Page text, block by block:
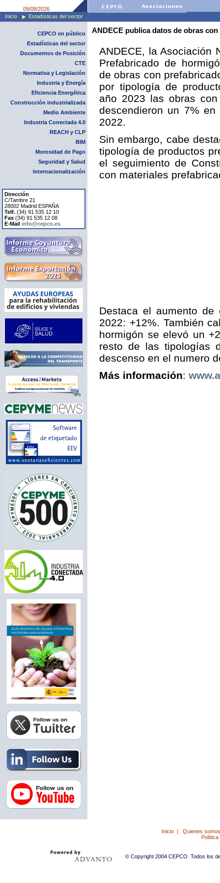
09/08/2026
Inicio
Estadísticas del sector
CEPCO en público
Estadísticas del sector
Documentos de Posición
CTE
Normativa y Legislación
Industria y Energía
Eficiencia Energética
Construcción industrializada
Medio Ambiente
Industria Conectada 4.0
REACH y CLP
BIM
Morosidad de Pago
Seguridad y Salud
Internacionalización
Dirección
C/Tambre 21
28002 Madrid ESPAÑA
Telf. (34) 91 535 12 10
Fax (34) 91 535 12 08
E-Mail info@cepco.es
ANDECE publica datos de obras
ANDECE, la Asociación
Prefabricado de
de obras con
por tipología de
año 2023 las obras
descendieron un 7%
2022.
Sin embargo, cabe
tipología de productos
el seguimiento de
con materiales
Destaca el aumento
2022: +12%. También
hormigón se elevó un
resto de las tipologías
descenso en el numero
Más información:
Inicio | Quienes somos
Política
© Copyright 2004 CEPCO. Todos los